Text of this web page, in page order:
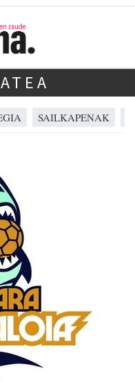
SAILKAPENAK